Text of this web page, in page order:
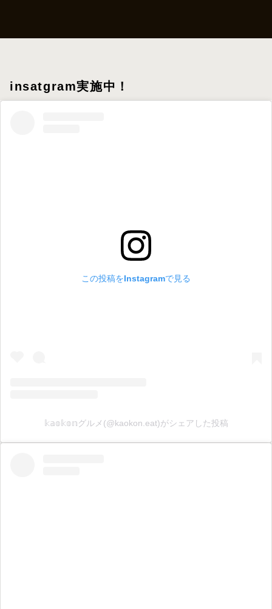
insatgram実施中！
この投稿をInstagramで見る
𝕜𝕒𝕠𝕜𝕠𝕟グルメ(@kaokon.eat)がシェアした投稿